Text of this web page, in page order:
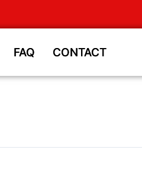
FAQ CONTACT
FAQ CONTACT